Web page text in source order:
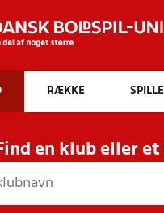
Hvad
INDHOLD
RESULTATER,
HOLD
RÆKKE
en klub eller et